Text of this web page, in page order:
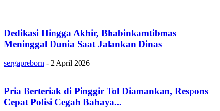
Dedikasi Hingga Akhir, Bhabinkamtibmas
Meninggal Dunia Saat Jalankan Dinas
sergapreborn - 2 April 2026
Pria Berteriak di Pinggir Tol Diamankan, Respons
Cepat Polisi Cegah Bahaya...